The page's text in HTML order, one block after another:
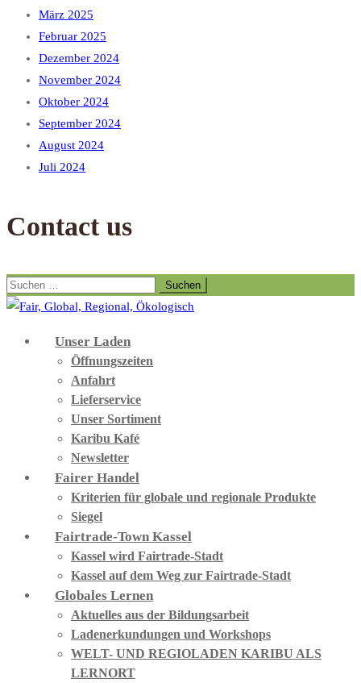
März 2025
Februar 2025
Dezember 2024
November 2024
Oktober 2024
September 2024
August 2024
Juli 2024
Contact us
Suchen
nach:
Unser Laden
Öffnungszeiten
Anfahrt
Lieferservice
Unser Sortiment
Karibu Kafé
Newsletter
Fairer Handel
Kriterien für globale und regionale Produkte
Siegel
Fairtrade-Town Kassel
Kassel wird Fairtrade-Stadt
Kassel auf dem Weg zur Fairtrade-Stadt
Globales Lernen
Aktuelles aus der Bildungsarbeit
Ladenerkundungen und Workshops
WELT- UND REGIOLADEN KARIBU ALS
LERNORT